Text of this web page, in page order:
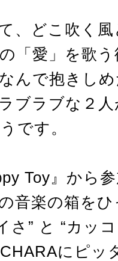
、どこ吹く
「愛」を歌
んで抱きし
ブラブな２
です。
Toy』から
音楽の箱を
さ” と “カッ
にピッ